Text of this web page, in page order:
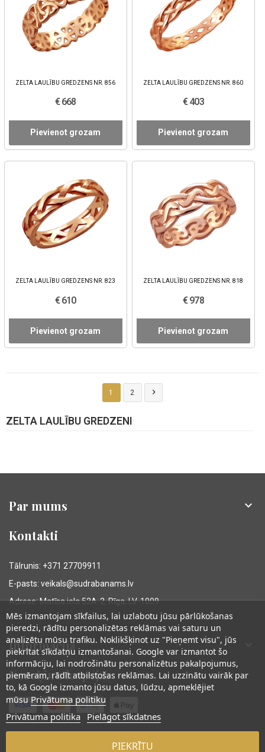
ZELTA LAULĪBU GREDZENI
ZELTA LAULĪBU GREDZENS NR. 856
€ 668
Pievienot grozam
ZELTA LAULĪBU GREDZENS NR. 860
€ 403
Pievienot grozam
ZELTA LAULĪBU GREDZENS NR. 823
€ 610
Pievienot grozam
ZELTA LAULĪBU GREDZENS NR. 818
€ 978
Pievienot grozam
1 2 
Par mums 
Kontakti
Tālrunis: +371 27709911
E-pasts: veikals@sudrabanams.lv
Adrese: Matīsa iela 52A-2, Rīga, LV-1009
Informācija
Norēķinu iespējas
© Sudraba Nams. Visas tiesības aizsargātas.
Mēs izmantojam sīkfailus, lai uzlabotu jūsu pārlūkošanas
pieredzi, rādītu personalizētas reklāmas vai saturu un
analizētu mūsu trafiku. Noklikšķinot uz "Pieņemt visu", jūs
piekrītat sīkdatņu izmantošanai. Google var izmantot šo
informāciju, lai nodrošinātu personalizētus pakalpojumus,
piemēram, rādīt atbilstošas reklāmas. Lai uzzinātu vairāk par
to, kā Google izmanto jūsu datus, lūdzu, apmeklējiet
mūsu Privātuma politiku
Privātuma politika Pielāgot sīkdatnes
PIEKRĪTU